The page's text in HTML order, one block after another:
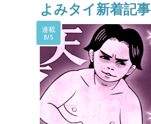
よみタイ新着記事
連載
8/5